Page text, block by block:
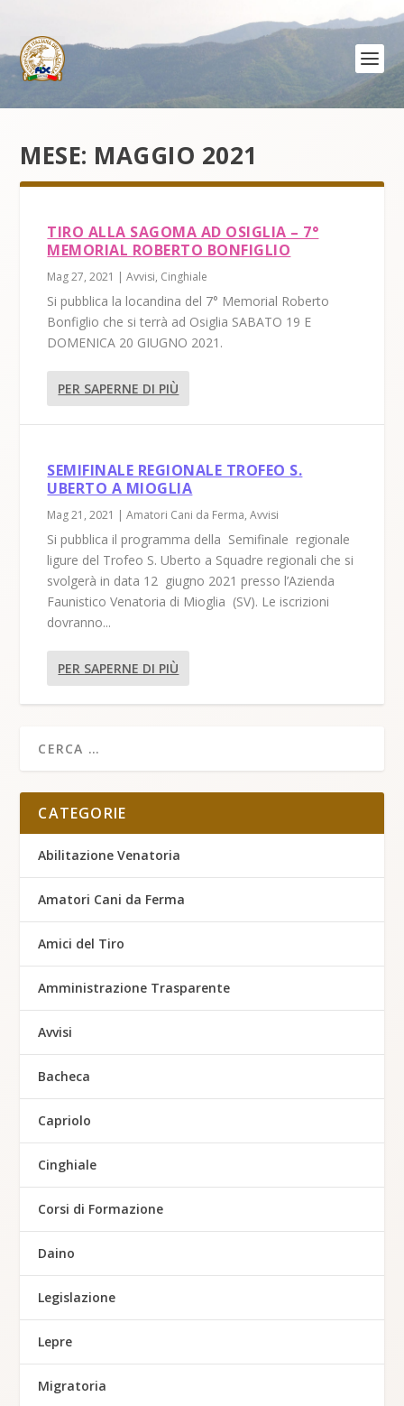
MESE: MAGGIO 2021
TIRO ALLA SAGOMA AD OSIGLIA – 7°
MEMORIAL ROBERTO BONFIGLIO
Mag 27, 2021 |Avvisi, Cinghiale
Si pubblica la locandina del 7° Memorial Roberto
Bonfiglio che si terrà ad Osiglia SABATO 19 E
DOMENICA 20 GIUGNO 2021.
PER SAPERNE DI PIÙ
SEMIFINALE REGIONALE TROFEO S.
UBERTO A MIOGLIA
Mag 21, 2021 |Amatori Cani da Ferma,Avvisi
Si pubblica il programma della Semifinale regionale
ligure del Trofeo S. Uberto a Squadre regionali che si
svolgerà in data 12 giugno 2021 presso l’Azienda
Faunistico Venatoria di Mioglia (SV). Le iscrizioni
dovranno...
PER SAPERNE DI PIÙ
CATEGORIE
Abilitazione Venatoria
Amatori Cani da Ferma
Amici del Tiro
Amministrazione Trasparente
Avvisi
Bacheca
Capriolo
Cinghiale
Corsi di Formazione
Daino
Legislazione
Lepre
Migratoria